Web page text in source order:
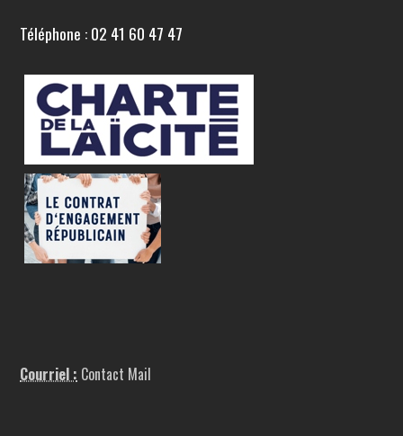
Téléphone : 02 41 60 47 47
Courriel : Contact Mail